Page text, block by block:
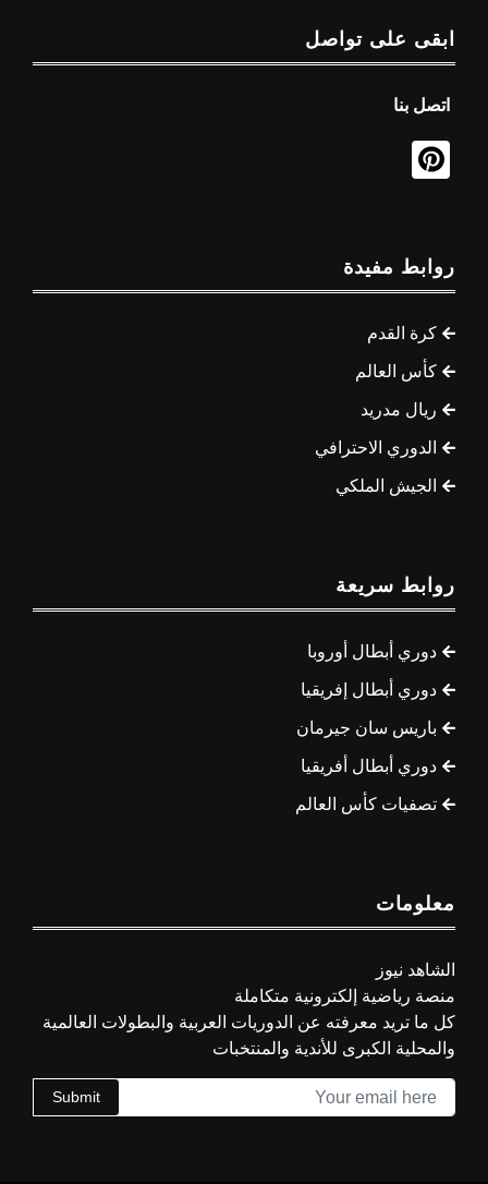
ابقى على تواصل
اتصل بنا
روابط مفيدة
كرة القدم
كأس العالم
ريال مدريد
الدوري الاحترافي
الجيش الملكي
روابط سريعة
دوري أبطال أوروبا
دوري أبطال إفريقيا
باريس سان جيرمان
دوري أبطال أفريقيا
تصفيات كأس العالم
معلومات
الشاهد نيوز
منصة رياضية إلكترونية متكاملة
كل ما تريد معرفته عن الدوريات العربية والبطولات العالمية
والمحلية الكبرى للأندية والمنتخبات
Submit